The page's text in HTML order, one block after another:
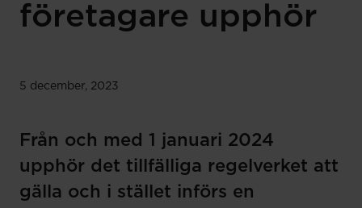
företagare upphör
5 december, 2023
Från och med 1 januari 2024
upphör det tillfälliga regelverket att
gälla och i stället införs en